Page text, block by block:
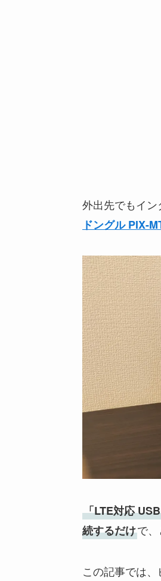
外出先でもイ
ドングル PIX-
「LTE対応
続するだけで
この記事では